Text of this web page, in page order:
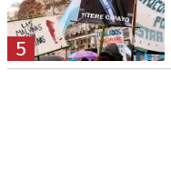
5